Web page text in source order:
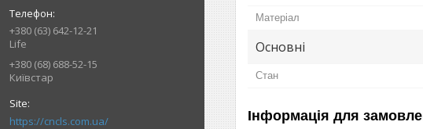
+380 (63) 642-12-21
Life
+380 (68) 688-52-15
Київстар
https://cncls.com.ua/
Матеріал
Основні
Стан
Інформація для